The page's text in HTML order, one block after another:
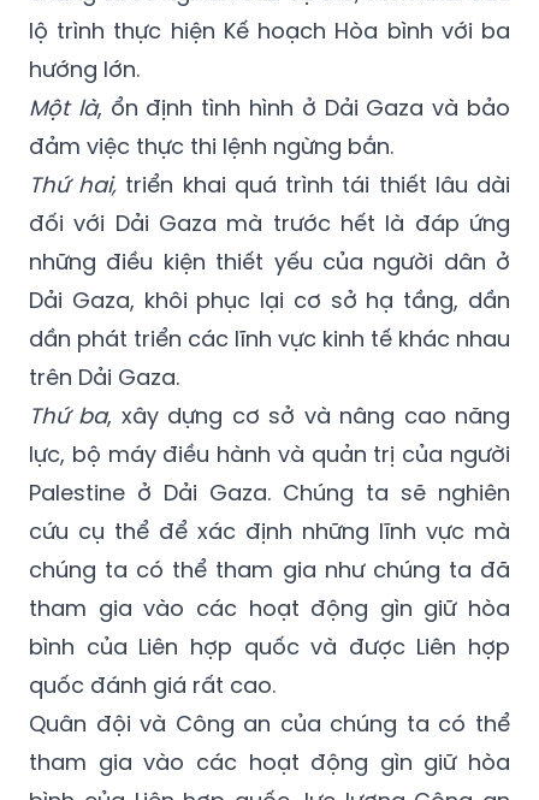
lộ trình thực hiện Kế hoạch Hòa bình với ba
hướng lớn.
Một là, ổn định tình hình ở Dải Gaza và bảo
đảm việc thực thi lệnh ngừng bắn.
Thứ hai, triển khai quá trình tái thiết lâu dài
đối với Dải Gaza mà trước hết là đáp ứng
những điều kiện thiết yếu của người dân ở
Dải Gaza, khôi phục lại cơ sở hạ tầng, dần
dần phát triển các lĩnh vực kinh tế khác nhau
trên Dải Gaza.
Thứ ba, xây dựng cơ sở và nâng cao năng
lực, bộ máy điều hành và quản trị của người
Palestine ở Dải Gaza. Chúng ta sẽ nghiên
cứu cụ thể để xác định những lĩnh vực mà
chúng ta có thể tham gia như chúng ta đã
tham gia vào các hoạt động gìn giữ hòa
bình của Liên hợp quốc và được Liên hợp
quốc đánh giá rất cao.
Quân đội và Công an của chúng ta có thể
tham gia vào các hoạt động gìn giữ hòa